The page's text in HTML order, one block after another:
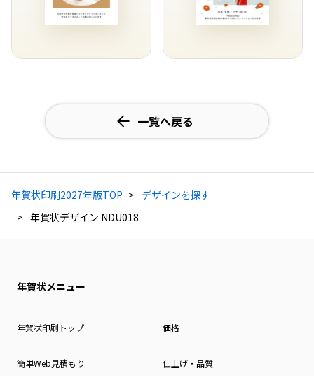
一覧へ戻る
年賀状印刷2027年版TOP
デザインを探す
年賀状デザイン NDU018
年賀状メニュー
年賀状印刷トップ 価格
簡単Web見積もり 仕上げ・品質